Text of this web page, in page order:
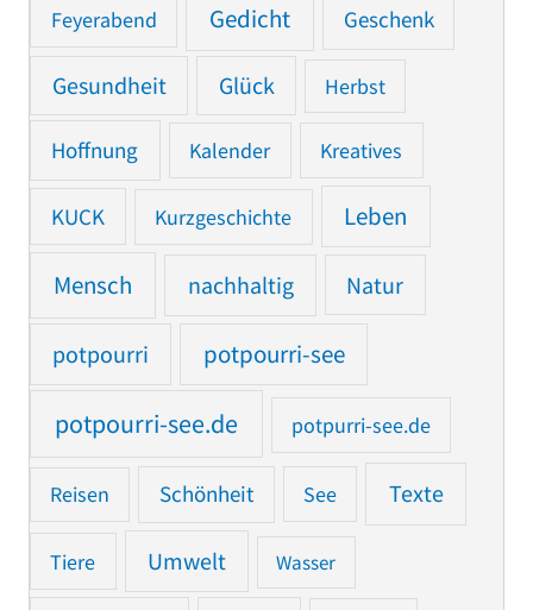
Feyerabend Gedicht Geschenk
Gesundheit Glück Herbst
Hoffnung Kalender Kreatives
KUCK Kurzgeschichte Leben
Mensch nachhaltig Natur
potpourri potpourri-see
potpourri-see.de potpurri-see.de
Reisen Schönheit See Texte
Tiere Umwelt Wasser